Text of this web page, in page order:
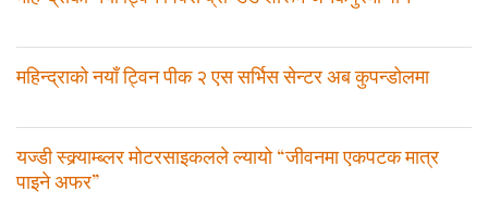
महिन्द्राको नयाँ ट्विन पीक २ एस सर्भिस सेन्टर अब कुपन्डोलमा
यज्डी स्क्र्याम्ब्लर मोटरसाइकलले ल्यायो “जीवनमा एकपटक मात्र
पाइने अफर”